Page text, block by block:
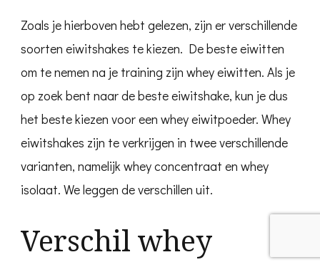
Zoals je hierboven hebt gelezen, zijn er verschillende
soorten eiwitshakes te kiezen. De beste eiwitten
om te nemen na je training zijn whey eiwitten. Als je
op zoek bent naar de beste eiwitshake, kun je dus
het beste kiezen voor een whey eiwitpoeder. Whey
eiwitshakes zijn te verkrijgen in twee verschillende
varianten, namelijk whey concentraat en whey
isolaat. We leggen de verschillen uit.
Verschil whey